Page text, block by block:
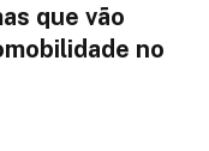
que vão
no